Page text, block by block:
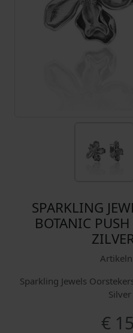
SPARKLING
BOTANIC
Sparkling Jewels
Silver
€